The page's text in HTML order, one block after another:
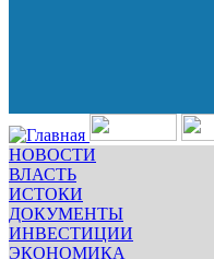
НОВОСТИ
ВЛАСТЬ
ИСТОКИ
ДОКУМЕНТЫ
ИНВЕСТИЦИИ
ЭКОНОМИКА